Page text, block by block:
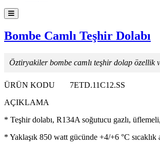
Bombe Camlı Teşhir Dolabı
Öztiryakiler bombe camlı teşhir dolap özellik
ÜRÜN KODU
7ETD.11C12.SS
AÇIKLAMA
* Teşhir dolabı, R134A soğutucu gazlı, üflemeli,
* Yaklaşık 850 watt gücünde +4/+6 °C sıcaklık